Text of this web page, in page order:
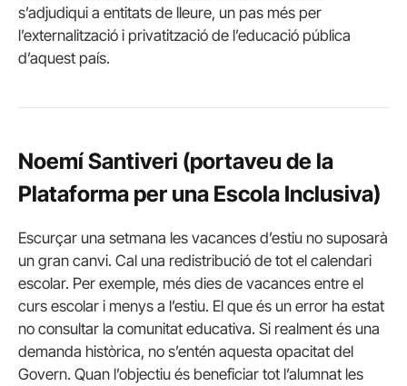
s’adjudiqui a entitats de lleure, un pas més per
l’externalització i privatització de l’educació pública
d’aquest país.
Noemí Santiveri (portaveu de la
Plataforma per una Escola Inclusiva)
Escurçar una setmana les vacances d’estiu no suposarà
un gran canvi. Cal una redistribució de tot el calendari
escolar. Per exemple, més dies de vacances entre el
curs escolar i menys a l’estiu. El que és un error ha estat
no consultar la comunitat educativa. Si realment és una
demanda històrica, no s’entén aquesta opacitat del
Govern. Quan l’objectiu és beneficiar tot l’alumnat les